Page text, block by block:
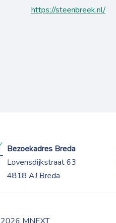
https://steenbreek.nl/
Bezoekadres Breda
Lovensdijkstraat 63
4818 AJ Breda